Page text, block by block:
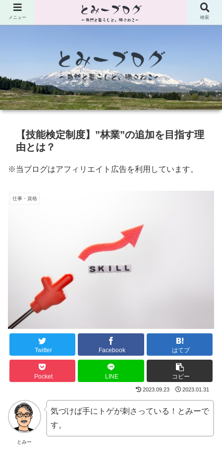
【技能検定制度】”林業”の追加を目指す理
由とは？
※当ブログはアフィリエイト広告を利用しています。
仕事・資格
Twitter Facebook はてブ
Pocket LINE コピー
2023.09.23 2023.01.31
とみー
気づけば手にトゲが刺さっている！とみーで
す。
メニュー 検索